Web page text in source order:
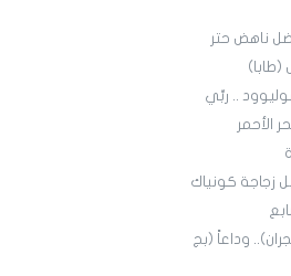
ناهض حتر
(طابا)
.. ربِّي
الأحمر
زجاجة كونياك
وداعاً (بج